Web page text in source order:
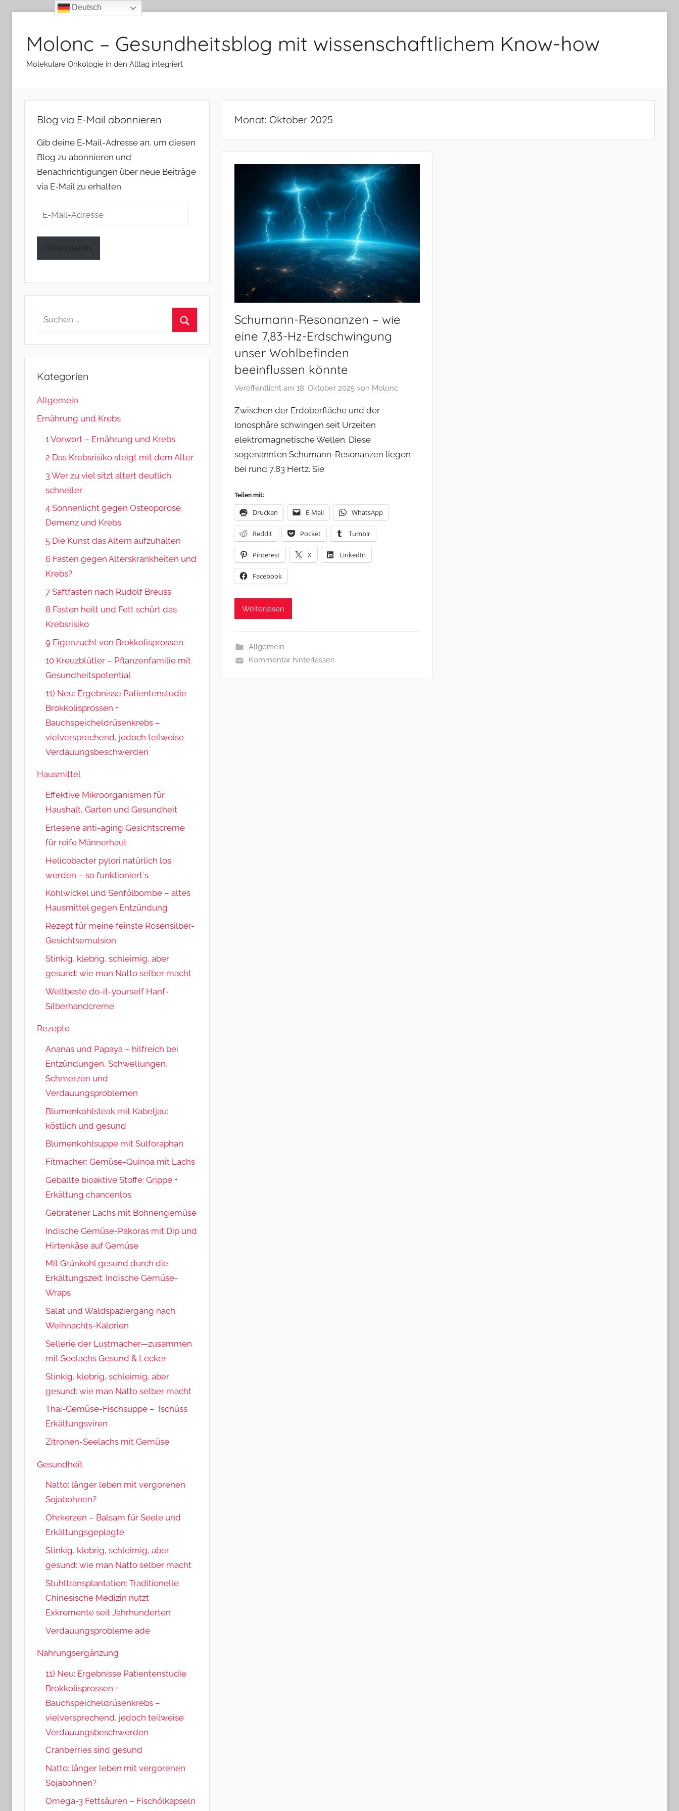
springen
Molonc – Gesundheitsblog mit wissenschaftlichem Know-how
Molekulare Onkologie in den Alltag integriert
Monat: Oktober 2025
Schumann-Resonanzen – wie
eine 7,83-Hz-Erdschwingung
unser Wohlbefinden
beeinflussen könnte
Veröffentlicht am18. Oktober 2025 von Molonc
Zwischen der Erdoberfläche und der
Ionosphäre schwingen seit Urzeiten
elektromagnetische Wellen. Diese
sogenannten Schumann-Resonanzen liegen
bei rund 7,83 Hertz. Sie
Teilen mit:
Drucken E-Mail WhatsApp
Reddit Pocket Tumblr
Pinterest X LinkedIn
Facebook
Weiterlesen
Allgemein
Kommentar hinterlassen
Blog via E-Mail abonnieren
Gib deine E-Mail-Adresse an, um diesen
Blog zu abonnieren und
Benachrichtigungen über neue Beiträge
via E-Mail zu erhalten.
E-
Abonnieren
Suchen
Kategorien
Allgemein
Ernährung und Krebs
1 Vorwort – Ernährung und Krebs
2 Das Krebsrisiko steigt mit dem Alter
3 Wer zu viel sitzt altert deutlich
schneller
4 Sonnenlicht gegen Osteoporose,
Demenz und Krebs
5 Die Kunst das Altern aufzuhalten
6 Fasten gegen Alterskrankheiten und
Krebs?
7 Saftfasten nach Rudolf Breuss
8 Fasten heilt und Fett schürt das
Krebsrisiko
9 Eigenzucht von Brokkolisprossen
10 Kreuzblütler – Pflanzenfamilie mit
Gesundheitspotential
11) Neu: Ergebnisse Patientenstudie
Brokkolisprossen +
Bauchspeicheldrüsenkrebs –
vielversprechend, jedoch teilweise
Verdauungsbeschwerden
Hausmittel
Effektive Mikroorganismen für
Haushalt, Garten und Gesundheit
Erlesene anti-aging Gesichtscreme
für reife Männerhaut
Helicobacter pylori natürlich los
werden – so funktioniert´s
Kohlwickel und Senfölbombe – altes
Hausmittel gegen Entzündung
Rezept für meine feinste Rosensilber-
Gesichtsemulsion
Stinkig, klebrig, schleimig, aber
gesund: wie man Natto selber macht
Weltbeste do-it-yourself Hanf-
Silberhandcreme
Rezepte
Ananas und Papaya – hilfreich bei
Entzündungen, Schwellungen,
Schmerzen und
Verdauungsproblemen
Blumenkohlsteak mit Kabeljau:
köstlich und gesund
Blumenkohlsuppe mit Sulforaphan
Fitmacher: Gemüse-Quinoa mit Lachs
Geballte bioaktive Stoffe: Grippe +
Erkältung chancenlos
Gebratener Lachs mit Bohnengemüse
Indische Gemüse-Pakoras mit Dip und
Hirtenkäse auf Gemüse
Mit Grünkohl gesund durch die
Erkältungszeit: Indische Gemüse-
Wraps
Salat und Waldspaziergang nach
Weihnachts-Kalorien
Sellerie der Lustmacher—zusammen
mit Seelachs Gesund & Lecker
Stinkig, klebrig, schleimig, aber
gesund: wie man Natto selber macht
Thai-Gemüse-Fischsuppe – Tschüss
Erkältungsviren
Zitronen-Seelachs mit Gemüse
Gesundheit
Natto: länger leben mit vergorenen
Sojabohnen?
Ohrkerzen – Balsam für Seele und
Erkältungsgeplagte
Stinkig, klebrig, schleimig, aber
gesund: wie man Natto selber macht
Stuhltransplantation: Traditionelle
Chinesische Medizin nutzt
Exkremente seit Jahrhunderten
Verdauungsprobleme ade
Nahrungsergänzung
11) Neu: Ergebnisse Patientenstudie
Brokkolisprossen +
Bauchspeicheldrüsenkrebs –
vielversprechend, jedoch teilweise
Verdauungsbeschwerden
Cranberries sind gesund
Natto: länger leben mit vergorenen
Sojabohnen?
Omega-3 Fettsäuren – Fischölkapseln
Deutsch